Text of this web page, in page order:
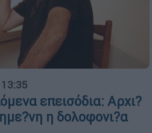
επεισόδια: Αρχι?
η δολοφονι?α